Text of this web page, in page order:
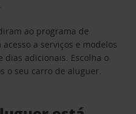
ao programa de
acesso a serviços e modelos
adicionais. Escolha o
o seu carro de aluguer.